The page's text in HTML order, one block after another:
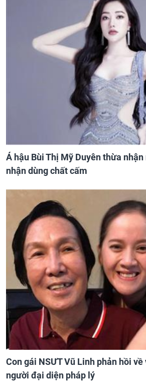
Á hậu Bùi Thị Mỹ Duyên thừa
nhận dùng chất cấm
Con gái NSƯT Vũ Linh phản hồi
người đại diện pháp lý